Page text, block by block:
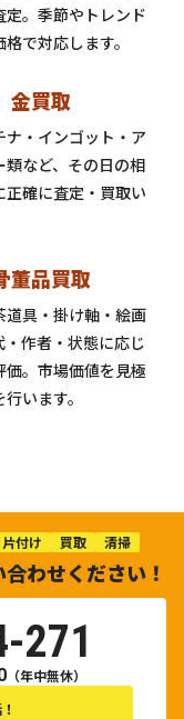
定。季節やトレンド
で対応します。
金買取
ナ・インゴット・ア
類など、その日の相
正確に査定・買取い
董品買取
道具・掛け軸・絵画
・作者・状態に応じ
価。市場価値を見極
います。
付け 買取 清掃
わせください！
271
（年中無休）